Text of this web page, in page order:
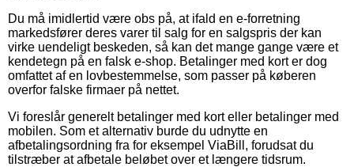
Du må imidlertid være obs på, at ifald en e-forretning
markedsfører deres varer til salg for en salgspris der kan
virke uendeligt beskeden, så kan det mange gange være et
kendetegn på en falsk e-shop. Betalinger med kort er dog
omfattet af en lovbestemmelse, som passer på køberen
overfor falske firmaer på nettet.
Vi foreslår generelt betalinger med kort eller betalinger med
mobilen. Som et alternativ burde du udnytte en
afbetalingsordning fra for eksempel ViaBill, forudsat du
tilstræber at afbetale beløbet over et længere tidsrum.